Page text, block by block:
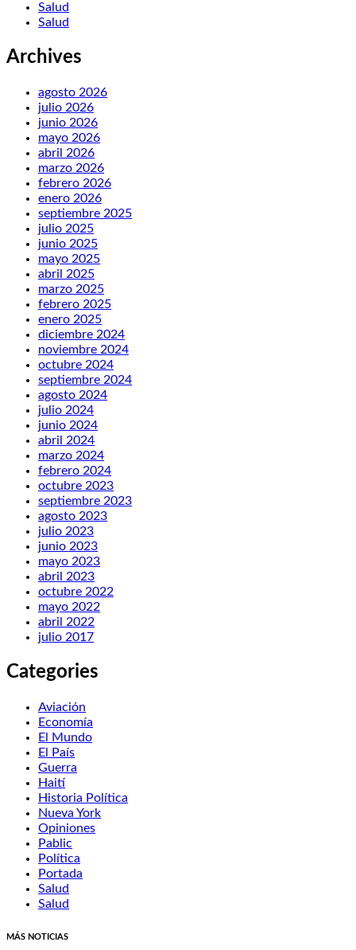
Salud
Salud
Archives
agosto 2026
julio 2026
junio 2026
mayo 2026
abril 2026
marzo 2026
febrero 2026
enero 2026
septiembre 2025
julio 2025
junio 2025
mayo 2025
abril 2025
marzo 2025
febrero 2025
enero 2025
diciembre 2024
noviembre 2024
octubre 2024
septiembre 2024
agosto 2024
julio 2024
junio 2024
abril 2024
marzo 2024
febrero 2024
octubre 2023
septiembre 2023
agosto 2023
julio 2023
junio 2023
mayo 2023
abril 2023
octubre 2022
mayo 2022
abril 2022
julio 2017
Categories
Aviación
Economía
El Mundo
El País
Guerra
Haití
Historia Política
Nueva York
Opiniones
Pablic
Política
Portada
Salud
Salud
MÁS NOTICIAS